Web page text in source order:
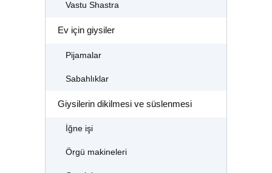
Vastu Shastra
Ev için giysiler
Pijamalar
Sabahlıklar
Giysilerin dikilmesi ve süslenmesi
İğne işi
Örgü makineleri